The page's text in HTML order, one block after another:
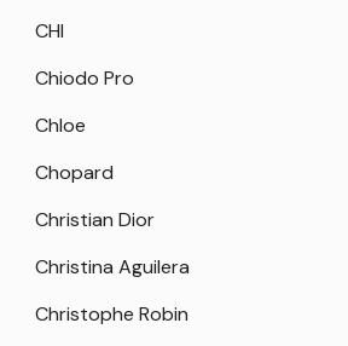
CHI
Chiodo Pro
Chloe
Chopard
Christian Dior
Christina Aguilera
Christophe Robin